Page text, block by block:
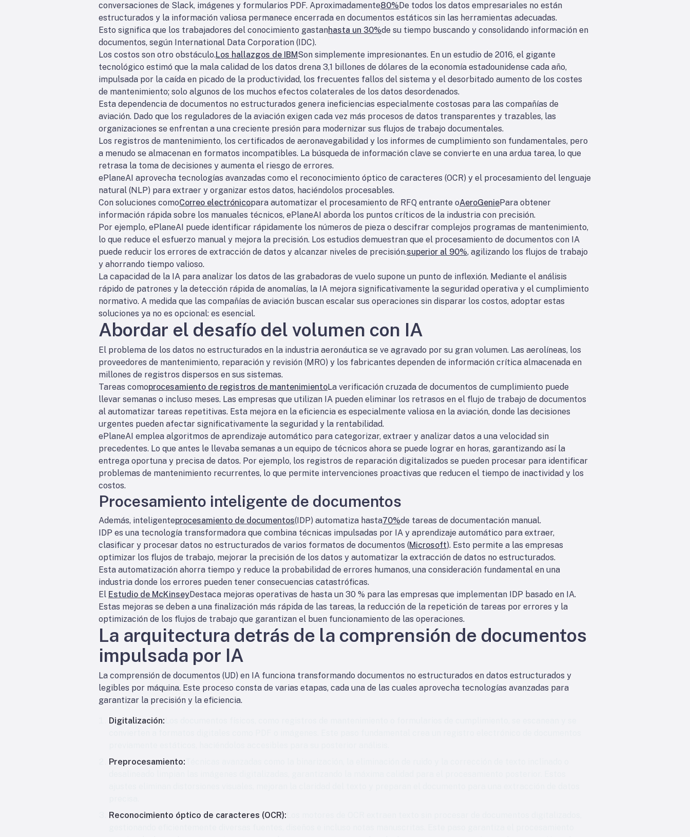
conversaciones de Slack, imágenes y formularios PDF. Aproximadamente80% De todos los datos empresariales no están
estructurados y la información valiosa permanece encerrada en documentos estáticos sin las herramientas adecuadas.
Esto significa que los trabajadores del conocimiento gastanhasta un 30%de su tiempo buscando y consolidando información en
documentos, según International Data Corporation (IDC).
Los costos son otro obstáculo.Los hallazgos de IBMSon simplemente impresionantes. En un estudio de 2016, el gigante
tecnológico estimó que la mala calidad de los datos drena 3,1 billones de dólares de la economía estadounidense cada año,
impulsada por la caída en picado de la productividad, los frecuentes fallos del sistema y el desorbitado aumento de los costes
de mantenimiento; solo algunos de los muchos efectos colaterales de los datos desordenados.
Esta dependencia de documentos no estructurados genera ineficiencias especialmente costosas para las compañías de
aviación. Dado que los reguladores de la aviación exigen cada vez más procesos de datos transparentes y trazables, las
organizaciones se enfrentan a una creciente presión para modernizar sus flujos de trabajo documentales.
Los registros de mantenimiento, los certificados de aeronavegabilidad y los informes de cumplimiento son fundamentales, pero
a menudo se almacenan en formatos incompatibles. La búsqueda de información clave se convierte en una ardua tarea, lo que
retrasa la toma de decisiones y aumenta el riesgo de errores.
ePlaneAI aprovecha tecnologías avanzadas como el reconocimiento óptico de caracteres (OCR) y el procesamiento del lenguaje
natural (NLP) para extraer y organizar estos datos, haciéndolos procesables.
Con soluciones comoCorreo electrónicopara automatizar el procesamiento de RFQ entrante oAeroGeniePara obtener
información rápida sobre los manuales técnicos, ePlaneAI aborda los puntos críticos de la industria con precisión.
Por ejemplo, ePlaneAI puede identificar rápidamente los números de pieza o descifrar complejos programas de mantenimiento,
lo que reduce el esfuerzo manual y mejora la precisión. Los estudios demuestran que el procesamiento de documentos con IA
puede reducir los errores de extracción de datos y alcanzar niveles de precisión.superior al 90%, agilizando los flujos de trabajo
y ahorrando tiempo valioso.
La capacidad de la IA para analizar los datos de las grabadoras de vuelo supone un punto de inflexión. Mediante el análisis
rápido de patrones y la detección rápida de anomalías, la IA mejora significativamente la seguridad operativa y el cumplimiento
normativo. A medida que las compañías de aviación buscan escalar sus operaciones sin disparar los costos, adoptar estas
soluciones ya no es opcional: es esencial.
Abordar el desafío del volumen con IA
El problema de los datos no estructurados en la industria aeronáutica se ve agravado por su gran volumen. Las aerolíneas, los
proveedores de mantenimiento, reparación y revisión (MRO) y los fabricantes dependen de información crítica almacenada en
millones de registros dispersos en sus sistemas.
Tareas comoprocesamiento de registros de mantenimientoLa verificación cruzada de documentos de cumplimiento puede
llevar semanas o incluso meses. Las empresas que utilizan IA pueden eliminar los retrasos en el flujo de trabajo de documentos
al automatizar tareas repetitivas. Esta mejora en la eficiencia es especialmente valiosa en la aviación, donde las decisiones
urgentes pueden afectar significativamente la seguridad y la rentabilidad.
ePlaneAI emplea algoritmos de aprendizaje automático para categorizar, extraer y analizar datos a una velocidad sin
precedentes. Lo que antes le llevaba semanas a un equipo de técnicos ahora se puede lograr en horas, garantizando así la
entrega oportuna y precisa de datos. Por ejemplo, los registros de reparación digitalizados se pueden procesar para identificar
problemas de mantenimiento recurrentes, lo que permite intervenciones proactivas que reducen el tiempo de inactividad y los
costos.
Procesamiento inteligente de documentos
Además, inteligenteprocesamiento de documentos(IDP) automatiza hasta70%de tareas de documentación manual.
IDP es una tecnología transformadora que combina técnicas impulsadas por IA y aprendizaje automático para extraer,
clasificar y procesar datos no estructurados de varios formatos de documentos (Microsoft). Esto permite a las empresas
optimizar los flujos de trabajo, mejorar la precisión de los datos y automatizar la extracción de datos no estructurados.
Esta automatización ahorra tiempo y reduce la probabilidad de errores humanos, una consideración fundamental en una
industria donde los errores pueden tener consecuencias catastróficas.
El Estudio de McKinseyDestaca mejoras operativas de hasta un 30 % para las empresas que implementan IDP basado en IA.
Estas mejoras se deben a una finalización más rápida de las tareas, la reducción de la repetición de tareas por errores y la
optimización de los flujos de trabajo que garantizan el buen funcionamiento de las operaciones.
La arquitectura detrás de la comprensión de documentos
impulsada por IA
La comprensión de documentos (UD) en IA funciona transformando documentos no estructurados en datos estructurados y
legibles por máquina. Este proceso consta de varias etapas, cada una de las cuales aprovecha tecnologías avanzadas para
garantizar la precisión y la eficiencia.
Digitalización:
Preprocesamiento:
Reconocimiento óptico de caracteres (OCR):